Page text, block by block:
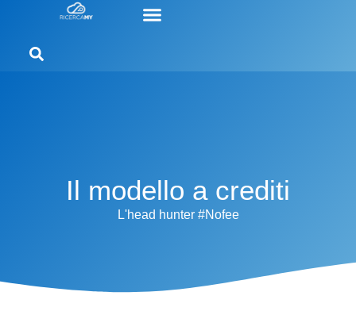
Il modello a crediti
L'head hunter #Nofee